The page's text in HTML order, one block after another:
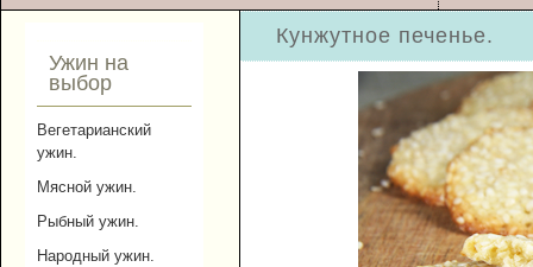
Ужин на
выбор
Вегетарианский
ужин.
Мясной ужин.
Рыбный ужин.
Народный ужин.
Кунжутное печенье.